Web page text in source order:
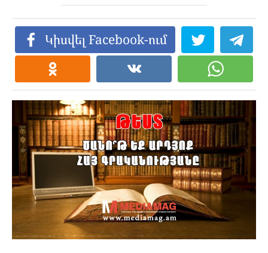
Կիսվել Facebook-ում